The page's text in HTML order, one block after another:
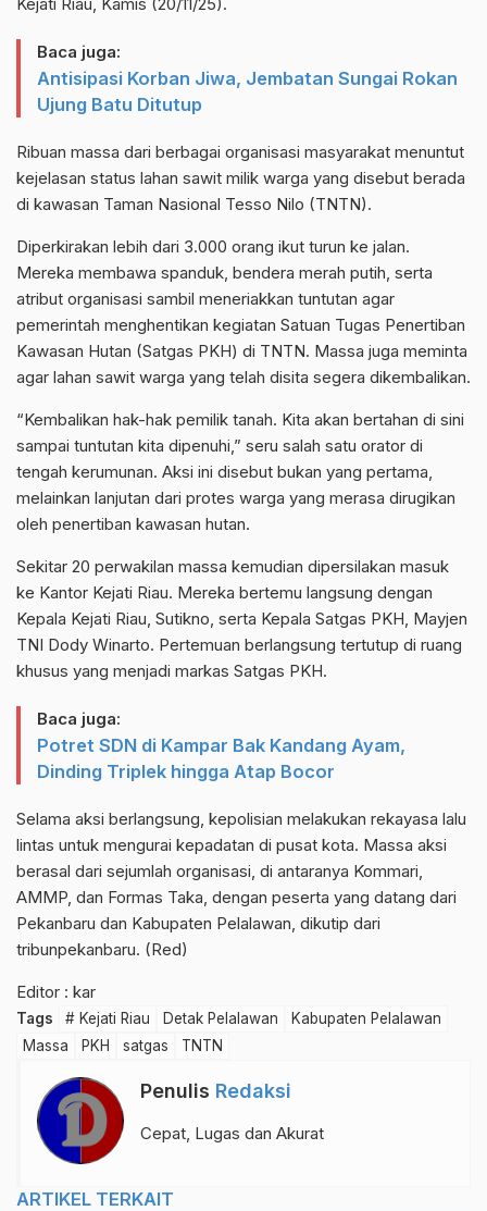
Baca juga:
Antisipasi Korban Jiwa, Jembatan Sungai Rokan
Ujung Batu Ditutup
Ribuan massa dari berbagai organisasi masyarakat menuntut
kejelasan status lahan sawit milik warga yang disebut berada
di kawasan Taman Nasional Tesso Nilo (TNTN).
Diperkirakan lebih dari 3.000 orang ikut turun ke jalan.
Mereka membawa spanduk, bendera merah putih, serta
atribut organisasi sambil meneriakkan tuntutan agar
pemerintah menghentikan kegiatan Satuan Tugas Penertiban
Kawasan Hutan (Satgas PKH) di TNTN. Massa juga meminta
agar lahan sawit warga yang telah disita segera dikembalikan.
“Kembalikan hak-hak pemilik tanah. Kita akan bertahan di sini
sampai tuntutan kita dipenuhi,” seru salah satu orator di
tengah kerumunan. Aksi ini disebut bukan yang pertama,
melainkan lanjutan dari protes warga yang merasa dirugikan
oleh penertiban kawasan hutan.
Sekitar 20 perwakilan massa kemudian dipersilakan masuk
ke Kantor Kejati Riau. Mereka bertemu langsung dengan
Kepala Kejati Riau, Sutikno, serta Kepala Satgas PKH, Mayjen
TNI Dody Winarto. Pertemuan berlangsung tertutup di ruang
khusus yang menjadi markas Satgas PKH.
Baca juga:
Potret SDN di Kampar Bak Kandang Ayam,
Dinding Triplek hingga Atap Bocor
Selama aksi berlangsung, kepolisian melakukan rekayasa lalu
lintas untuk mengurai kepadatan di pusat kota. Massa aksi
berasal dari sejumlah organisasi, di antaranya Kommari,
AMMP, dan Formas Taka, dengan peserta yang datang dari
Pekanbaru dan Kabupaten Pelalawan, dikutip dari
tribunpekanbaru. (Red)
Editor : kar
Tags # Kejati Riau Detak Pelalawan
Kabupaten Pelalawan
Massa
PKH satgas TNTN
Penulis Redaksi
Cepat, Lugas dan Akurat
ARTIKEL TERKAIT